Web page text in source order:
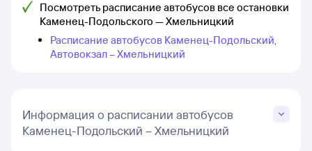
Посмотреть расписание автобусов все остановки
Каменец-Подольского — Хмельницкий
Расписание автобусов Каменец-Подольский,
Автовокзал – Хмельницкий
Информация о расписании автобусов
Каменец-Подольский – Хмельницкий